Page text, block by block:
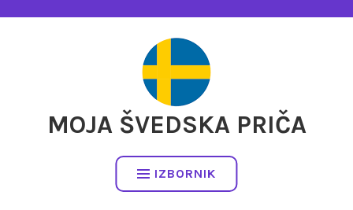
MOJA ŠVEDSKA PRIČA
IZBORNIK